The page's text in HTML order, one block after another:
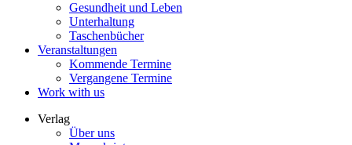
Gesundheit und Leben
Unterhaltung
Taschenbücher
Veranstaltungen
Kommende Termine
Vergangene Termine
Work with us
Verlag
Über uns